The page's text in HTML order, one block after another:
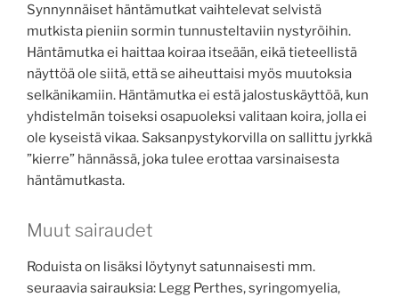
Synnynnäiset häntämutkat vaihtelevat selvistä
mutkista pieniin sormin tunnusteltaviin nystyröihin.
Häntämutka ei haittaa koiraa itseään, eikä tieteellistä
näyttöä ole siitä, että se aiheuttaisi myös muutoksia
selkänikamiin. Häntämutka ei estä jalostuskäyttöä, kun
yhdistelmän toiseksi osapuoleksi valitaan koira, jolla ei
ole kyseistä vikaa. Saksanpystykorvilla on sallittu jyrkkä
”kierre” hännässä, joka tulee erottaa varsinaisesta
häntämutkasta.
Muut sairaudet
Roduista on lisäksi löytynyt satunnaisesti mm.
seuraavia sairauksia: Legg Perthes, syringomyelia,